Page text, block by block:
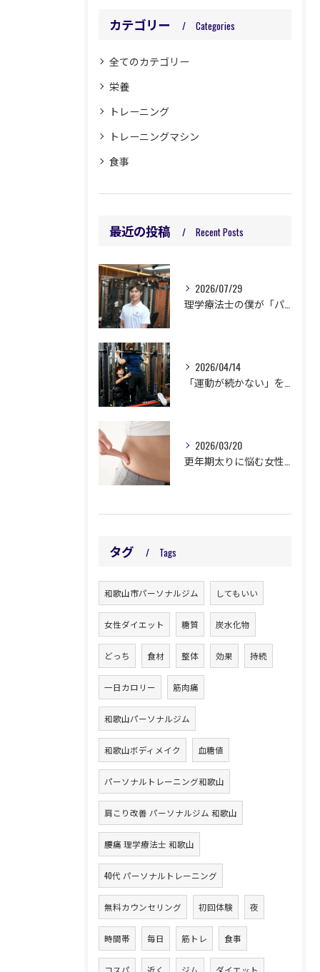
カテゴリー Categories
全てのカテゴリー
栄養
トレーニング
トレーニングマシン
食事
最近の投稿 Recent Posts
2026/07/29
2026/04/14
2026/03/20
タグ Tags
和歌山市パーソナルジム してもいい
女性ダイエット 糖質 炭水化物
どっち 食材 整体 効果 持続
一日カロリー 筋肉痛
和歌山パーソナルジム
和歌山ボディメイク 血糖値
パーソナルトレーニング和歌山
肩こり改善 パーソナルジム 和歌山
腰痛 理学療法士 和歌山
40代 パーソナルトレーニング
無料カウンセリング 初回体験 夜
時間帯 毎日 筋トレ 食事
コスパ 近く ジム ダイエット